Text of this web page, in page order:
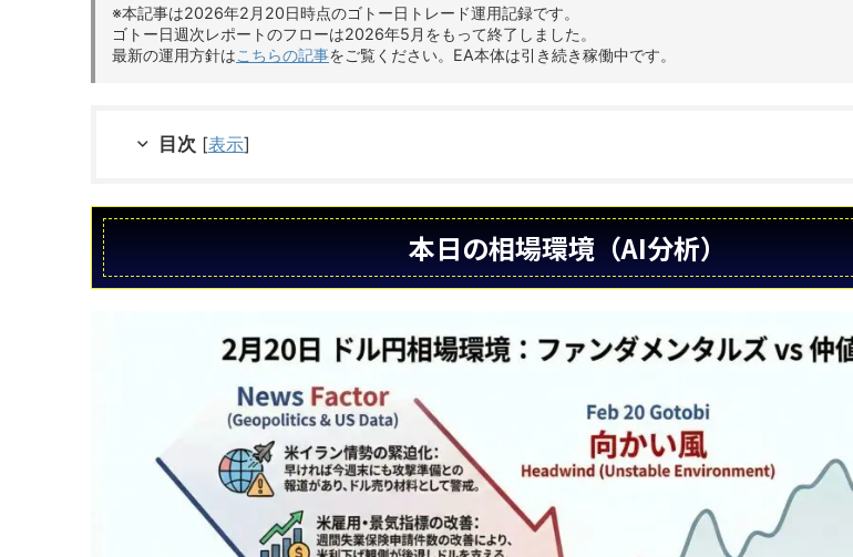
※本記事は2026年2月20日時点のゴトー日トレード運用記録です。
ゴトー日週次レポートのフローは2026年5月をもって終了しました。
最新の運用方針はこちらの記事をご覧ください。EA本体は引き続き稼働中です。
目次 [表示]
本日の相場環境（AI分析）